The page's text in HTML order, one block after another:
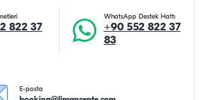
822 37
WhatsApp Destek Hattı
+90 552 822 37
83
E-posta